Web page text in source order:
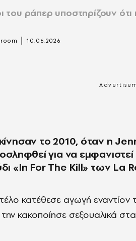
του ράπερ υποστηρίζουν
10.06.2026
το 2010, όταν η
για να εμφανιστεί
«In For The Kill» των La
κατέθεσε αγωγή εναντίον
κακοποίησε σεξουαλικά